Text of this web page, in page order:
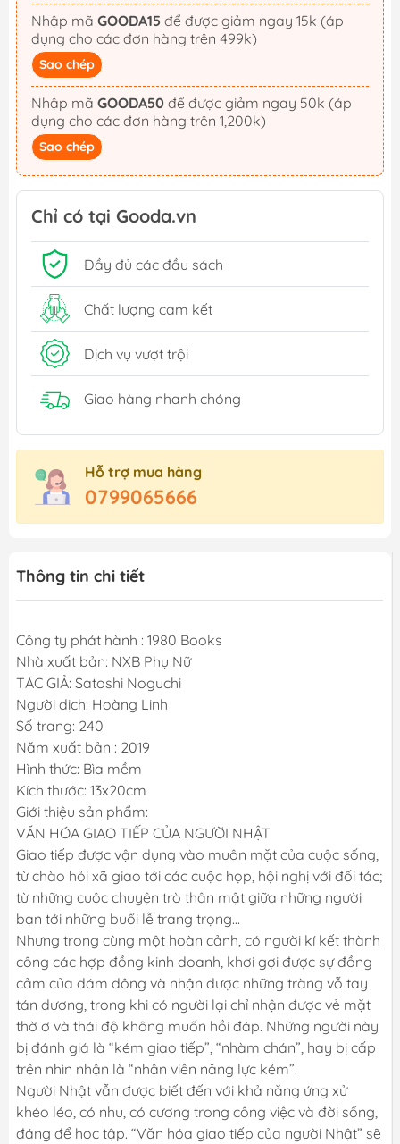
Nhập mã GOODA15
dụng cho các đơn hàng trên 499k)
Sao chép
Nhập mã GOODA50
dụng cho các đơn hàng trên 1,200k)
Sao chép
Chỉ có tại Gooda.vn
Đầy đủ các đầu sách
Chất lượng cam kết
Dịch vụ vượt trội
Giao hàng nhanh chóng
Hỗ trợ mua hàng
0799065666
Thông tin chi tiết
Công ty phát hành : 1980 Books
Nhà xuất bản: NXB Phụ Nữ
TÁC GIẢ: Satoshi Noguchi
Người dịch: Hoàng Linh
Số trang: 240
Năm xuất bản : 2019
Hình thức: Bìa mềm
Kích thước: 13x20cm
Giới thiệu sản phẩm:
VĂN HÓA GIAO TIẾP CỦA NGƯỜI NHẬT
Giao tiếp được vận dụng vào muôn mặt của cuộc sống,
từ chào hỏi xã giao tới các cuộc họp, hội nghị với đối tác;
từ những cuộc chuyện trò thân mật giữa những người
bạn tới những buổi lễ trang trọng…
Nhưng trong cùng một hoàn cảnh, có người kí kết thành
công các hợp đồng kinh doanh, khơi gợi được sự đồng
cảm của đám đông và nhận được những tràng vỗ tay
tán dương, trong khi có người lại chỉ nhận được vẻ mặt
thờ ơ và thái độ không muốn hồi đáp. Những người này
bị đánh giá là “kém giao tiếp”, “nhàm chán”, hay bị cấp
trên nhìn nhận là “nhân viên năng lực kém”.
Người Nhật vẫn được biết đến với khả năng ứng xử
khéo léo, có nhu, có cương trong công việc và đời sống,
đáng để học tập. “Văn hóa giao tiếp của người Nhật” sẽ